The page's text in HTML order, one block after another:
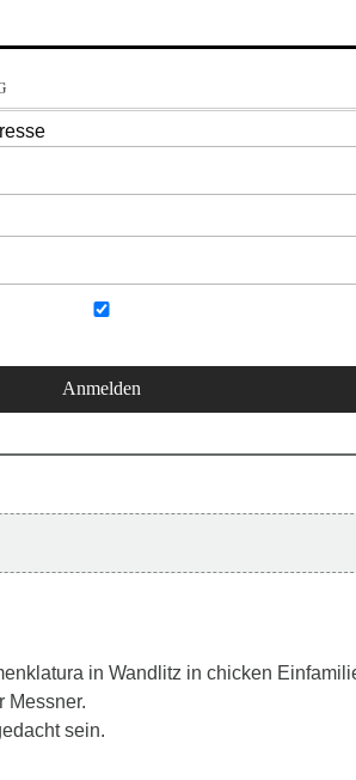
in Wandlitz in chicken
Messner.
sein.